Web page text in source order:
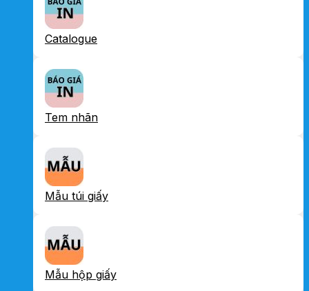
Catalogue
Tem nhãn
Mẫu túi giấy
Mẫu hộp giấy